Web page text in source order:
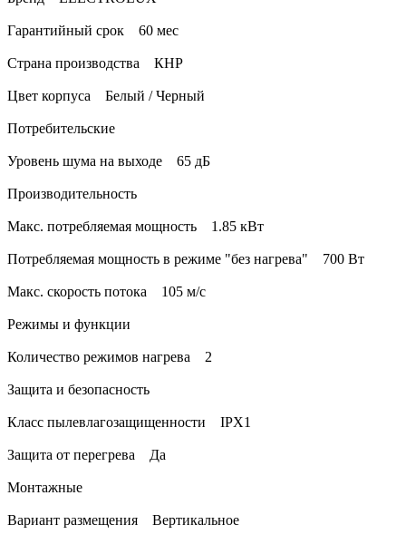
Гарантийный срок 60 мес
Страна производства КНР
Цвет корпуса Белый / Черный
Потребительские
Уровень шума на выходе 65 дБ
Производительность
Макс. потребляемая мощность 1.85 кВт
Потребляемая мощность в режиме "без нагрева" 700 Вт
Макс. скорость потока 105 м/с
Режимы и функции
Количество режимов нагрева 2
Защита и безопасность
Класс пылевлагозащищенности IPX1
Защита от перегрева Да
Монтажные
Вариант размещения Вертикальное